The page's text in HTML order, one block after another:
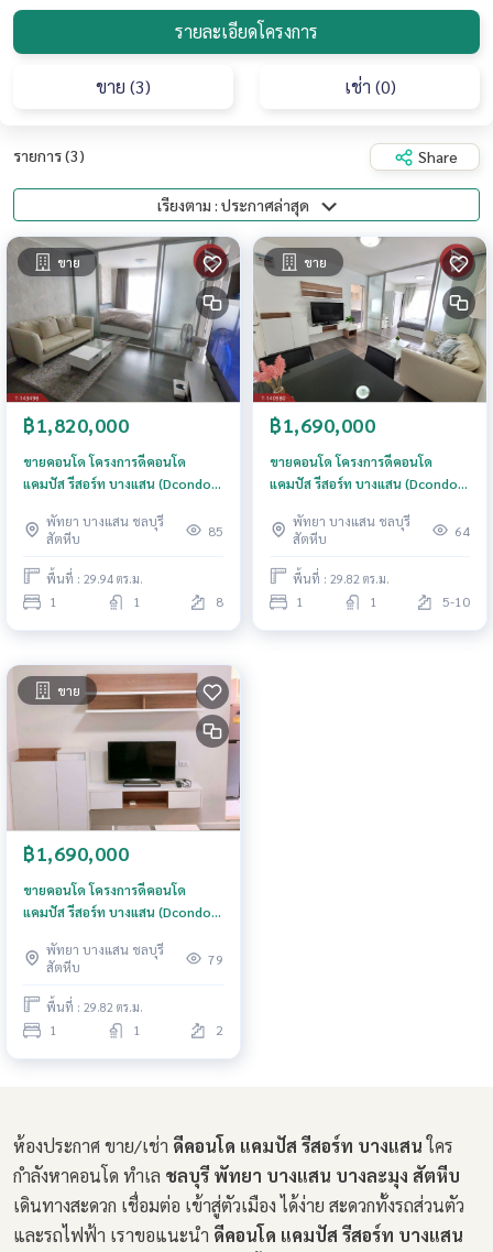
รายละเอียดโครงการ
ขาย (3) เช่า (0)
รายการ (3) Share
เรียงตาม : ประกาศล่าสุด
ขาย
฿1,820,000
ขายคอนโด โครงการดีคอนโด
แคมปัส รีสอร์ท บางแสน (Dcondo
ผู้เช่าพัทยา บางแสน ชลบุรี
สัตหีบ
85
พื้นที่ : 29.94 ตร.ม.
1 1 8
ขาย
฿1,690,000
ขายคอนโด โครงการดีคอนโด
แคมปัส รีสอร์ท บางแสน (Dcondo
พัทยา บางแสน ชลบุรี
สัตหีบ
64
พื้นที่ : 29.82 ตร.ม.
1 1 5-10
ขาย
฿1,690,000
ขายคอนโด โครงการดีคอนโด
แคมปัส รีสอร์ท บางแสน (Dcondo
พัทยา บางแสน ชลบุรี
สัตหีบ
79
พื้นที่ : 29.82 ตร.ม.
1 1 2
ห้องประกาศ ขาย/เช่า ดีคอนโด แคมปัส รีสอร์ท บางแสนใคร
กำลังหาคอนโด ทำเล ชลบุรี พัทยา บางแสน บางละมุง สัตหีบ
เดินทางสะดวก เชื่อมต่อ เข้าสู่ตัวเมือง ได้ง่าย สะดวกทั้งรถส่วนตัว
และรถไฟฟ้า เราขอแนะนำ ดีคอนโด แคมปัส รีสอร์ท บางแสน